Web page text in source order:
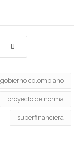
gobierno colombiano
proyecto de norma
superfinanciera